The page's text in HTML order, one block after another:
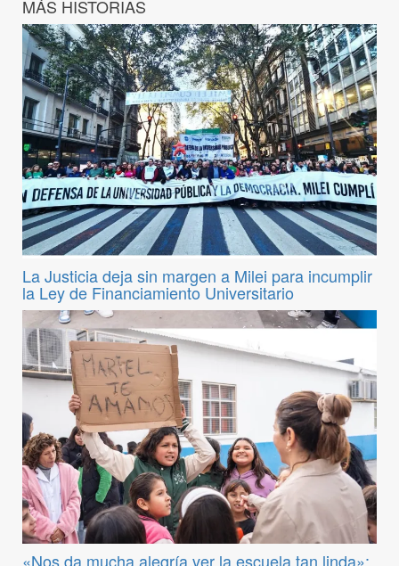
MÁS HISTORIAS
La Justicia deja sin margen a Milei para incumplir
la Ley de Financiamiento Universitario
«Nos da mucha alegría ver la escuela tan linda»: